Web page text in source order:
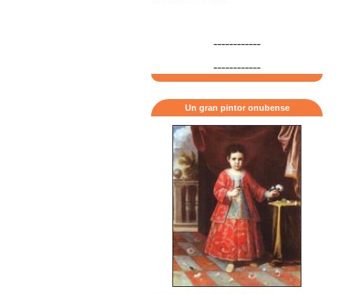
------------
------------
Un gran pintor onubense